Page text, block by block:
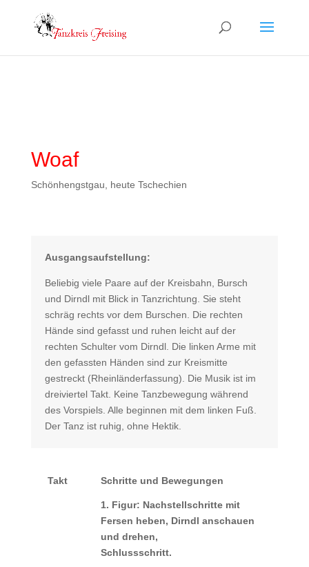
Woaf
Schönhengstgau, heute Tschechien
Ausgangsaufstellung:
Beliebig viele Paare auf der Kreisbahn, Bursch
und Dirndl mit Blick in Tanzrichtung. Sie steht
schräg rechts vor dem Burschen. Die rechten
Hände sind gefasst und ruhen leicht auf der
rechten Schulter vom Dirndl. Die linken Arme mit
den gefassten Händen sind zur Kreismitte
gestreckt (Rheinländerfassung). Die Musik ist im
dreiviertel Takt. Keine Tanzbewegung während
des Vorspiels. Alle beginnen mit dem linken Fuß.
Der Tanz ist ruhig, ohne Hektik.
Takt Schritte und Bewegungen
1. Figur: Nachstellschritte mit
Fersen heben, Dirndl anschauen
und drehen,
Schlussschritt.